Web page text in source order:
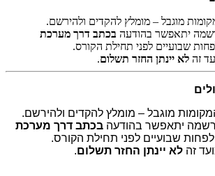
מוגבל – מומלץ להקדים ולהירשם.
יתאפשר בהודעה בכתב דרך מערכת
שבועיים לפני תחילת הקורס.
זה לא יינתן החזר תשלום.
מוגבל – מומלץ להקדים ולהירשם.
יתאפשר בהודעה בכתב דרך מערכת
לפחות שבועיים לפני תחילת הקורס.
זה לא יינתן החזר תשלום.